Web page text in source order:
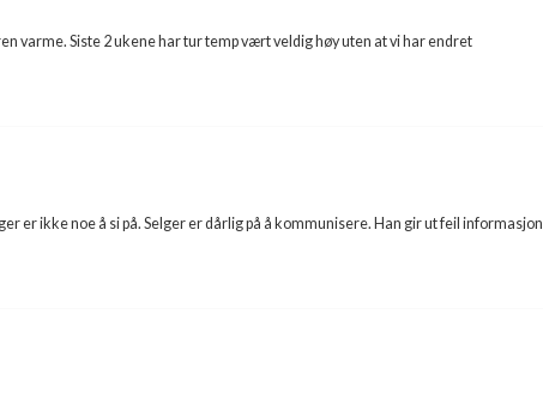
varme. Siste 2 ukene har tur temp vært veldig høy uten at vi har endret
er ikke noe å si på. Selger er dårlig på å kommunisere. Han gir ut feil informasjon